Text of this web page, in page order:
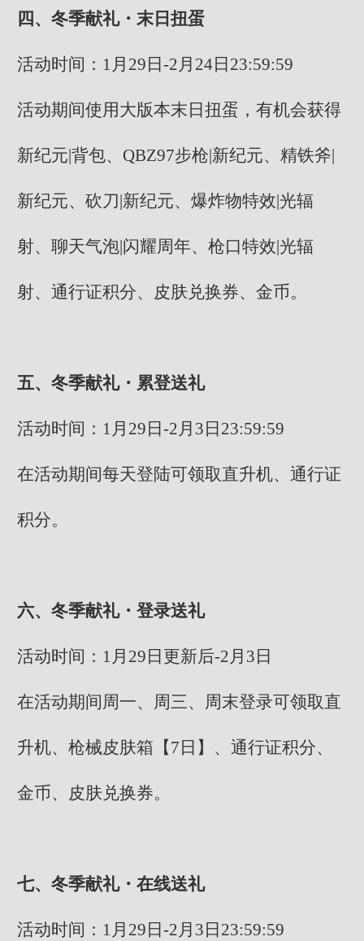
四、冬季献礼・末日扭蛋
活动时间：1月29日-2月24日23:59:59
活动期间使用大版本末日扭蛋，有机会获得
新纪元|背包、QBZ97步枪|新纪元、精铁斧|
新纪元、砍刀|新纪元、爆炸物特效|光辐
射、聊天气泡|闪耀周年、枪口特效|光辐
射、通行证积分、皮肤兑换券、金币。
五、冬季献礼・累登送礼
活动时间：1月29日-2月3日23:59:59
在活动期间每天登陆可领取直升机、通行证
积分。
六、冬季献礼・登录送礼
活动时间：1月29日更新后-2月3日
在活动期间周一、周三、周末登录可领取直
升机、枪械皮肤箱【7日】、通行证积分、
金币、皮肤兑换券。
七、冬季献礼・在线送礼
活动时间：1月29日-2月3日23:59:59